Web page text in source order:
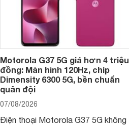
Motorola G37 5G giá hơn 4 triệu
đồng: Màn hình 120Hz, chip
Dimensity 6300 5G, bền chuẩn
quân đội
07/08/2026
Điện thoại Motorola G37 5G không